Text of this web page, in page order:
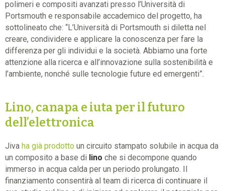
polimeri e compositi avanzati presso l’Università di
Portsmouth e responsabile accademico del progetto, ha
sottolineato che: “L’Università di Portsmouth si diletta nel
creare, condividere e applicare la conoscenza per fare la
differenza per gli individui e la società. Abbiamo una forte
attenzione alla ricerca e all’innovazione sulla sostenibilità e
l’ambiente, nonché sulle tecnologie future ed emergenti”.
Lino, canapa e iuta per il futuro
dell’elettronica
Jiva ha già prodotto un circuito stampato solubile in acqua da
un composito a base di lino che si decompone quando
immerso in acqua calda per un periodo prolungato. Il
finanziamento consentirà al team di ricerca di continuare il